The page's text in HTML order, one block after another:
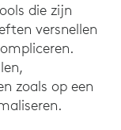
die zijn
versnellen
zoals op een